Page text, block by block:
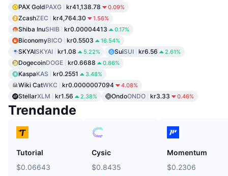
PAX GoldPAXG kr41,138.78 0.09%
ZcashZEC kr4,764.30 1.56%
Shiba InuSHIB kr0.00004413 0.17%
BiconomyBICO kr0.5503 16.54%
SKYAISKYAI kr1.08 5.22% SuiSUI kr6.56 2.61%
DogecoinDOGE kr0.6688 0.86%
KaspaKAS kr0.2551 3.48%
Wiki CatWKC kr0.0000007094 4.08%
StellarXLM kr1.56 2.38% OndoONDO kr3.33 0.46%
Trendande
Tutorial
$0.06643
Cysic
$0.8435
Momentum
$0.2306